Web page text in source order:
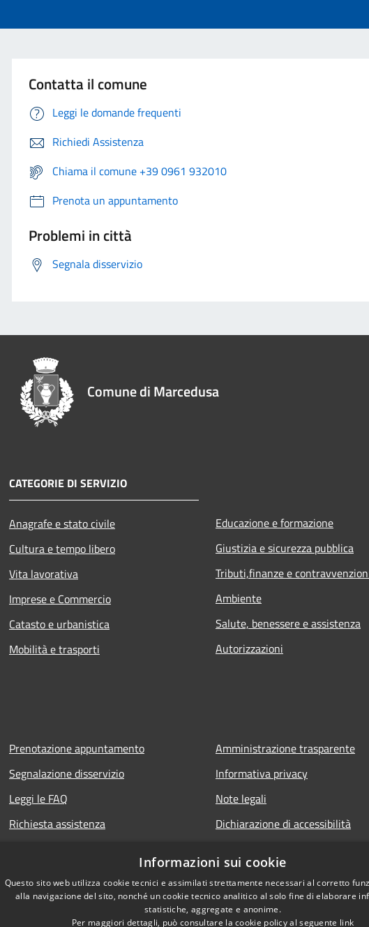
Contatta il comune
Leggi le domande frequenti
Richiedi Assistenza
Chiama il comune +39 0961 932010
Prenota un appuntamento
Problemi in città
Segnala disservizio
Comune di Marcedusa
CATEGORIE DI SERVIZIO
Anagrafe e stato civile
Cultura e tempo libero
Vita lavorativa
Imprese e Commercio
Catasto e urbanistica
Mobilità e trasporti
Educazione e formazione
Giustizia e sicurezza pubblica
Tributi,finanze e
Ambiente
Salute, benessere e assistenza
Autorizzazioni
Prenotazione appuntamento
Segnalazione disservizio
Leggi le FAQ
Richiesta assistenza
Amministrazione trasparente
Informativa privacy
Note legali
Dichiarazione di accessibilità
Informazioni sui cookie
Questo sito web utilizza cookie tecnici e assimilati strettamente necessari al corretto
alla navigazione del sito, nonché un cookie tecnico analitico al solo fine di elaborare
statistiche, aggregate e anonime.
Per maggiori dettagli, può consultare la cookie policy al seguente link